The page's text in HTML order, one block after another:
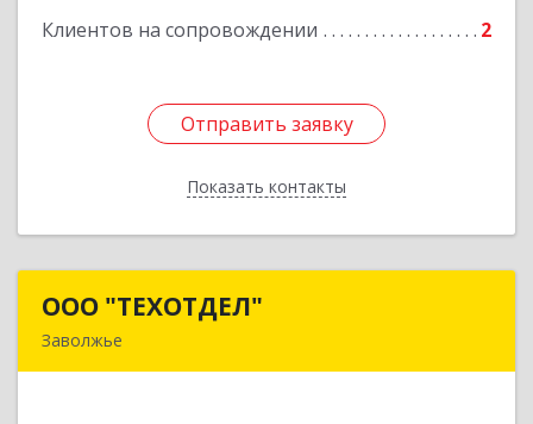
Клиентов на сопровождении 2
Отправить заявку
Показать контакты
Отправить заявку
Назад
ООО "ТЕХОТДЕЛ"
Заволжье